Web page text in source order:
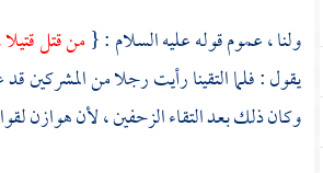
ولنا ، عموم قوله عليه السلام : {من قتل
يقول : فلما التقينا رأيت رجلا من
وكان ذلك بعد التقاء الزحفين ، لأنهوازن